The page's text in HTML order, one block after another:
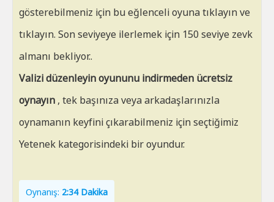
gösterebilmeniz için bu eğlenceli oyuna tıklayın ve
tıklayın. Son seviyeye ilerlemek için 150 seviye zevk
almanı bekliyor..
Valizi düzenleyin oyununu indirmeden ücretsiz
oynayın , tek başınıza veya arkadaşlarınızla
oynamanın keyfini çıkarabilmeniz için seçtiğimiz
Yetenek kategorisindeki bir oyundur.
Oynanış: 2:34 Dakika